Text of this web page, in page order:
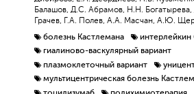
Балашов, Д.С. Абрамов, Н.Н.
Грачев, Г.А. Полев, А.А. Масчан, А.Ю.
болезнь Кастлемана
интерлейкин
гиалиново-васкулярный вариант
плазмоклеточный вариант
мультицентрическая болезнь